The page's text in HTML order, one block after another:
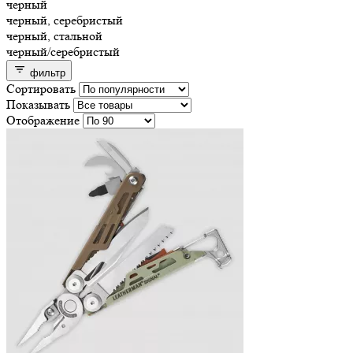
черный
черный, серебристый
черный, стальной
черный/серебристый
фильтр
Сортировать
Показывать
Отображение